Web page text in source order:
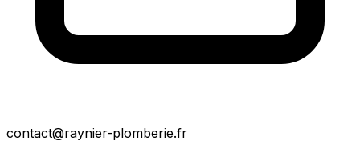
contact@raynier-plomberie.fr